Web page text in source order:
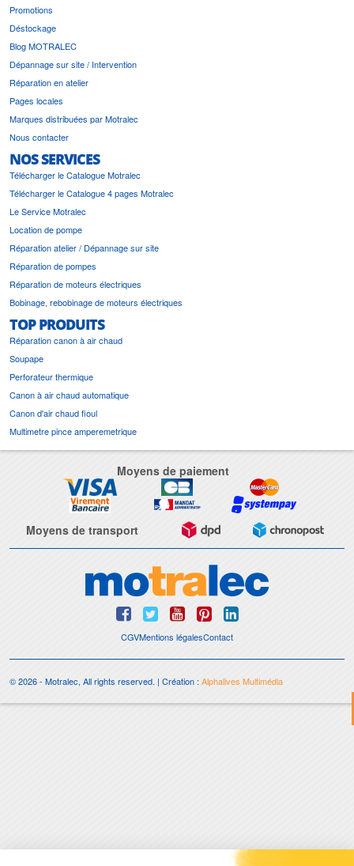
Promotions
Déstockage
Blog MOTRALEC
Dépannage sur site / Intervention
Réparation en atelier
Pages locales
Marques distribuées par Motralec
Nous contacter
NOS SERVICES
Télécharger le Catalogue Motralec
Télécharger le Catalogue 4 pages Motralec
Le Service Motralec
Location de pompe
Réparation atelier / Dépannage sur site
Réparation de pompes
Réparation de moteurs électriques
Bobinage, rebobinage de moteurs électriques
TOP PRODUITS
Réparation canon à air chaud
Soupape
Perforateur thermique
Canon à air chaud automatique
Canon d'air chaud fioul
Multimetre pince amperemetrique
Moyens de paiement
Moyens de transport
CGVMentions légalesContact
© 2026 - Motralec, All rights reserved. | Création :Alphalives Multimédia